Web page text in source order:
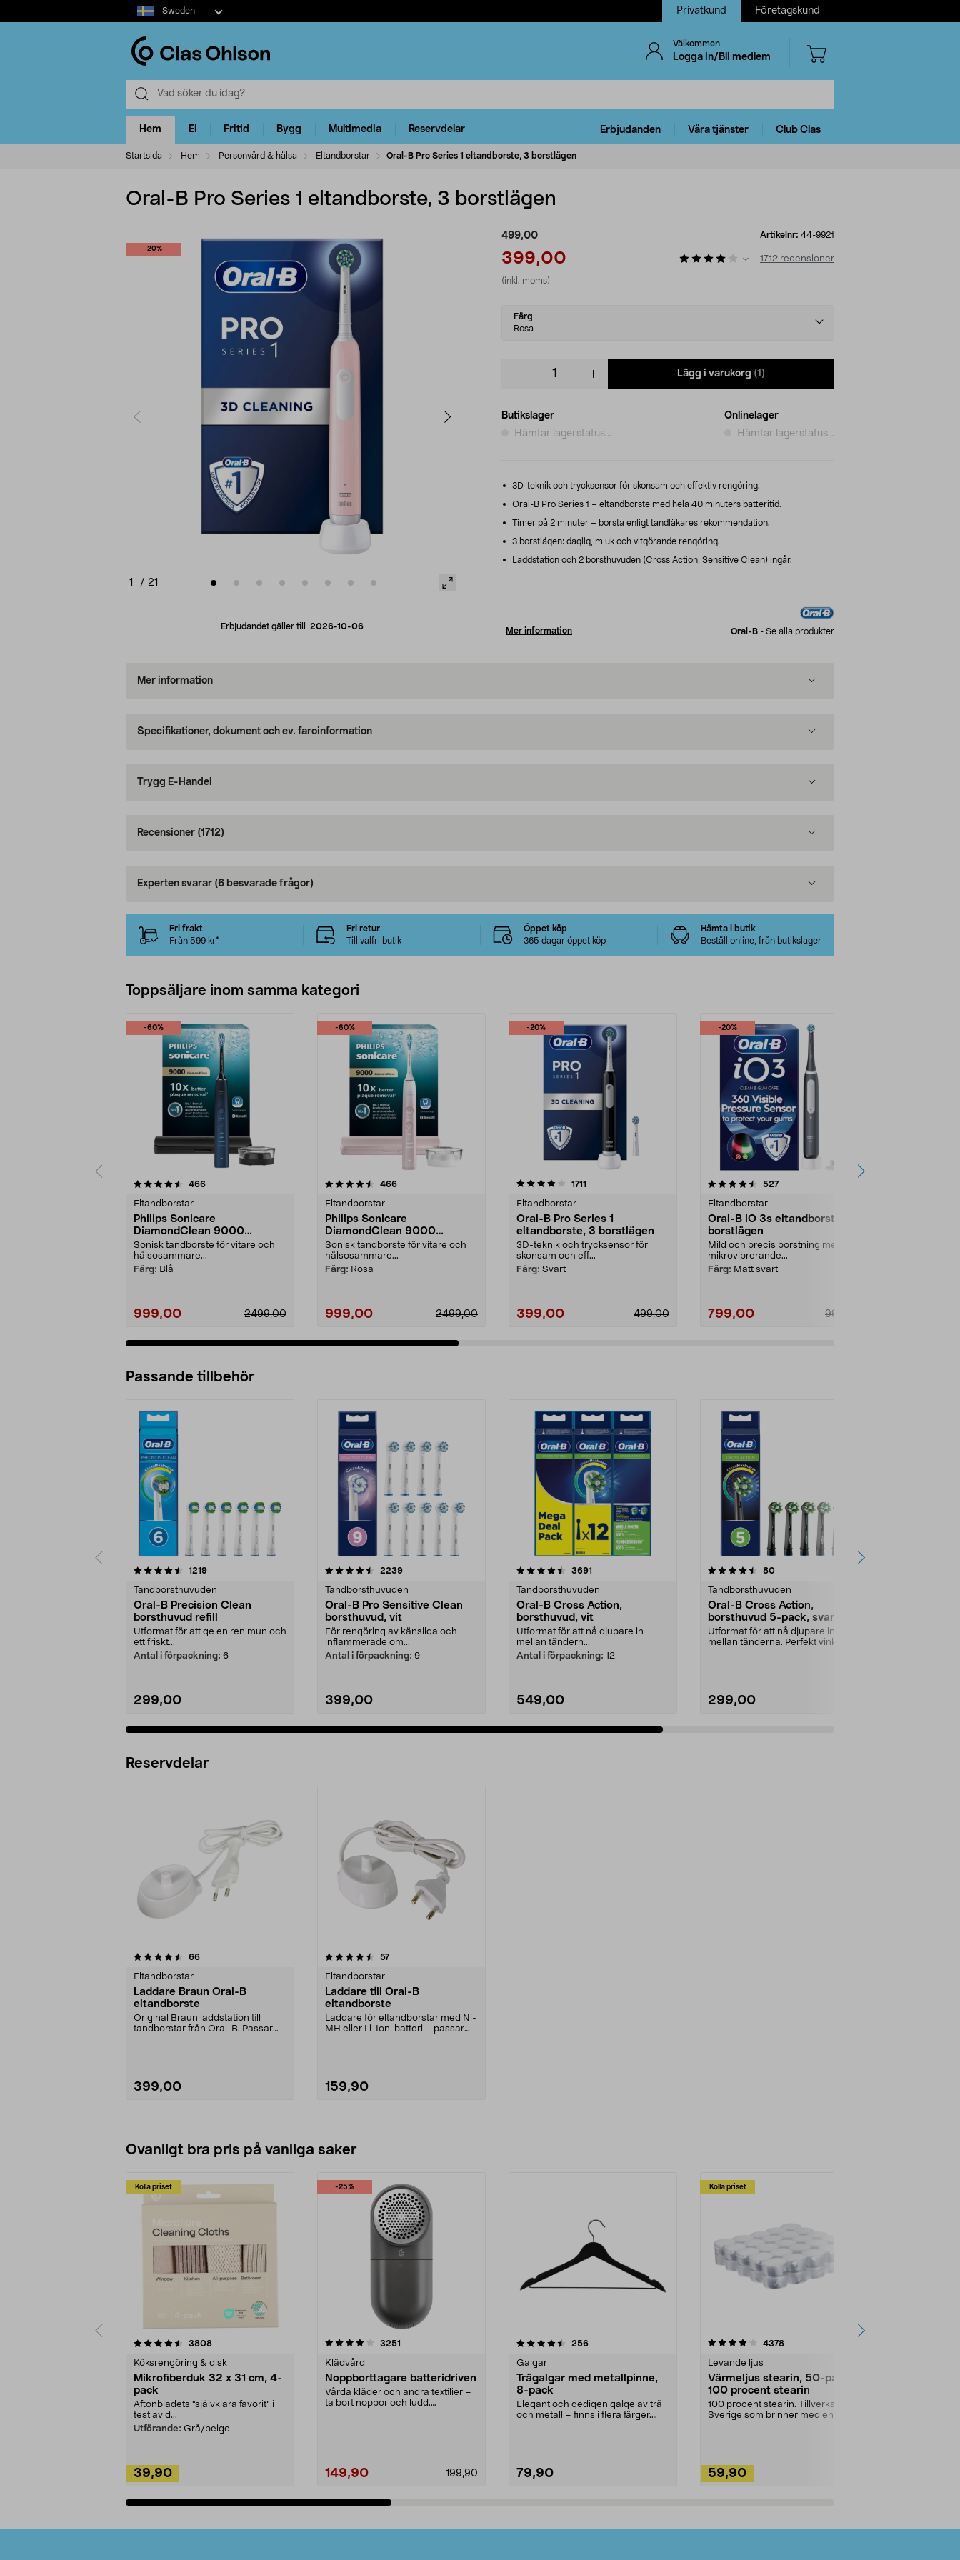
Select
market
Sweden Privatkund Företagskund
Välkommen
Logga in/Bli medlem
Hem El Fritid Bygg Multimedia Reservdelar Erbjudanden Våra tjänster Club Clas
Startsida Hem Personvård & hälsa Eltandborstar Oral-B Pro Series 1 eltandborste, 3 borstlägen
Oral-B Pro Series 1 eltandborste, 3 borstlägen
-20%
1 / 21
Erbjudandet gäller till 2026-10-06
499,00
399,00
(inkl. moms)
Artikelnr: 44-9921
1712 recensioner
Select
variant
Färg
Rosa
Lägg i varukorg (1)
Butikslager
Hämtar lagerstatus...
Onlinelager
Hämtar lagerstatus...
3D-teknik och trycksensor för skonsam och effektiv rengöring.
Oral-B Pro Series 1 – eltandborste med hela 40 minuters batteritid.
Timer på 2 minuter – borsta enligt tandläkares rekommendation.
3 borstlägen: daglig, mjuk och vitgörande rengöring.
Laddstation och 2 borsthuvuden (Cross Action, Sensitive Clean) ingår.
Mer information Oral-B - Se alla produkter
Mer information
Specifikationer, dokument och ev. faroinformation
Trygg E-Handel
Recensioner (1712)
Experten svarar (6 besvarade frågor)
Fri frakt
Från 599 kr*
Fri retur
Till valfri butik
Öppet köp
365 dagar öppet köp
Hämta i butik
Beställ online, från butikslager
Toppsäljare inom samma kategori
-60%
466recensioner
Eltandborstar
Philips Sonicare
DiamondClean 9000
eltandborste, Special Edition
Sonisk tandborste för vitare och
hälsosammare...
Färg: Blå
999,00 2499,00
-60%
4.5 av 5 stjärnor 466recensioner
Eltandborstar
Philips Sonicare
DiamondClean 9000
eltandborste, Special Edition
Sonisk tandborste för vitare och
hälsosammare...
Färg: Rosa
999,00 2499,00
-20%
4.0 av 5 stjärnor 1711
Eltandborstar
Oral-B Pro Series 1
eltandborste, 3 borstlägen
3D-teknik och trycksensor för
skonsam och eff...
Färg: Svart
399,00 499,00
-20%
4.5 av 5 stjärnor 527recensioner
Eltandborstar
Oral-B iO 3s eltandborste, 3
borstlägen
Mild och precis borstning med
mikrovibrerande...
Färg: Matt svart
799,00 999,00
4.5 av 5 stjärnor
Passande tillbehör
1219recensioner
Tandborsthuvuden
Oral-B Precision Clean
borsthuvud refill
Utformat för att ge en ren mun och
ett friskt...
Antal i förpackning: 6
299,00
4.5av 5 stjärnor 2239recensioner
Tandborsthuvuden
Oral-B Pro Sensitive Clean
borsthuvud, vit
För rengöring av känsliga och
inflammerade om...
Antal i förpackning: 9
399,00
4.5av 5 stjärnor 3691
Tandborsthuvuden
Oral-B Cross Action,
borsthuvud, vit
Utformat för att nå djupare in
mellan tändern...
Antal i förpackning: 12
549,00
4.5av 5 stjärnor 80recensioner
Tandborsthuvuden
Oral-B Cross Action,
borsthuvud 5-pack, svart
Utformat för att nå djupare in
mellan tänderna. Perfekt vinkel –
299,00
4.5av 5 stjärnor
Reservdelar
66recensioner
Eltandborstar
Laddare Braun Oral-B
eltandborste
Original Braun laddstation till
tandborstar från Oral-B. Passar
399,00
4.5av 5 stjärnor 57recensioner
Eltandborstar
Laddare till Oral-B
eltandborste
Laddare för eltandborstar med Ni-
MH eller Li-Ion-batteri – passar
159,90
Ovanligt bra pris på vanliga saker
Kolla priset
3808recensioner
Köksrengöring & disk
Mikrofiberduk 32 x 31 cm, 4-
pack
Aftonbladets "självklara favorit” i
test av d...
Utförande: Grå/beige
39,90
-25%
4.0av 5 stjärnor 3251
Klädvård
Noppborttagare batteridriven
Vårda kläder och andra textilier –
ta bort noppor och ludd.
199,90
149,90
4.5av 5 stjärnor 256recensioner
Galgar
Trägalgar med metallpinne,
8-pack
Elegant och gedigen galge av trä
och metall – finns i flera färger.
79,90
Kolla priset
4.0av 5 stjärnor 4378recensioner
Levande ljus
Värmeljus stearin, 50-pack,
100 procent stearin
100 procent stearin. Tillverkade i
Sverige som brinner med en
59,90
4.5av 5 stjärnor